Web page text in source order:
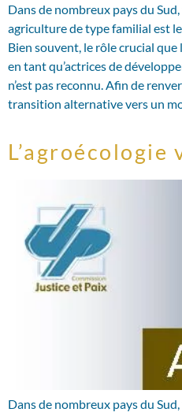
Dans de nombreux pays du
agriculture de type familial est
Bien souvent, le rôle crucial
en tant qu’actrices de
n’est pas reconnu. Afin de
transition alternative vers un
L’agroécologie
Dans de nombreux pays du